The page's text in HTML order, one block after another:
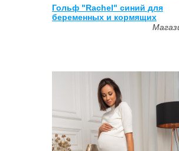
Гольф "Rachel" синий для
беременных и кормящих